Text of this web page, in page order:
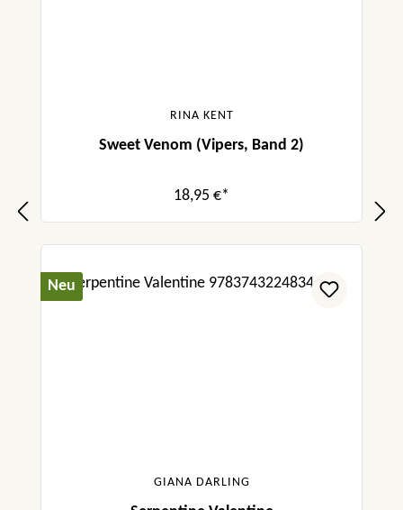
RINA KENT
Sweet Venom (Vipers, Band 2)
18,95 €*
Neu
GIANA DARLING